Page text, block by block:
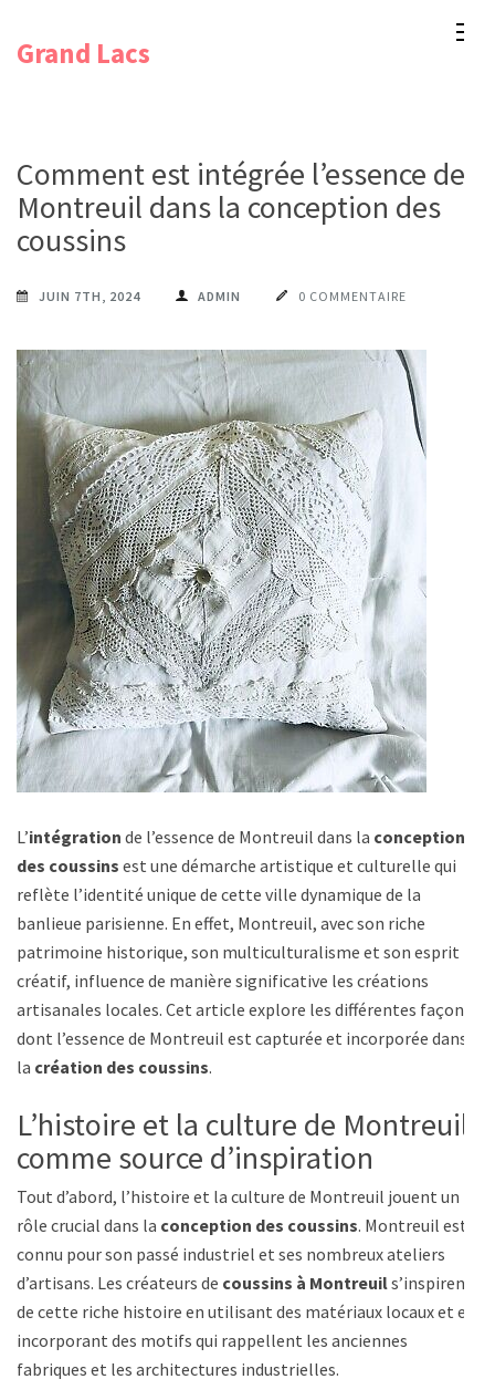
Grand Lacs
Comment est intégrée l’essence de
Montreuil dans la conception des
coussins
JUIN 7TH, 2024 ADMIN 0 COMMENTAIRE
L’intégration de l’essence de Montreuil dans la conception
des coussins est une démarche artistique et culturelle qui
reflète l’identité unique de cette ville dynamique de la
banlieue parisienne. En effet, Montreuil, avec son riche
patrimoine historique, son multiculturalisme et son esprit
créatif, influence de manière significative les créations
artisanales locales. Cet article explore les différentes façons
dont l’essence de Montreuil est capturée et incorporée dans
la création des coussins.
L’histoire et la culture de Montreuil
comme source d’inspiration
Tout d’abord, l’histoire et la culture de Montreuil jouent un
rôle crucial dans la conception des coussins. Montreuil est
connu pour son passé industriel et ses nombreux ateliers
d’artisans. Les créateurs de coussins à Montreuils’inspirent
de cette riche histoire en utilisant des matériaux locaux et en
incorporant des motifs qui rappellent les anciennes
fabriques et les architectures industrielles.